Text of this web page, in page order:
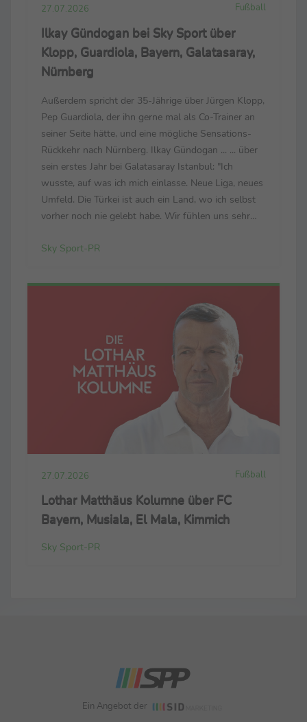
27.07.2026 Fußball
Ilkay Gündogan bei Sky Sport über
Klopp, Guardiola, Bayern, Galatasaray,
Nürnberg
Außerdem spricht der 35-Jährige über Jürgen Klopp,
Pep Guardiola, der ihn gerne mal als Co-Trainer an
seiner Seite hätte, und eine mögliche Sensations-
Rückkehr nach Nürnberg. Ilkay Gündogan ... ... über
sein erstes Jahr bei Galatasaray Istanbul: "Ich
wusste, auf was ich mich einlasse. Neue Liga, neues
Umfeld. Die Türkei ist auch ein Land, wo ich selbst
vorher noch nie gelebt habe. Wir fühlen uns sehr
hat ein enormes Potenzial, ...
Sky Sport-PR
27.07.2026 Fußball
Lothar Matthäus Kolumne über FC
Bayern, Musiala, El Mala, Kimmich
Sky Sport-PR
Ein Angebot der